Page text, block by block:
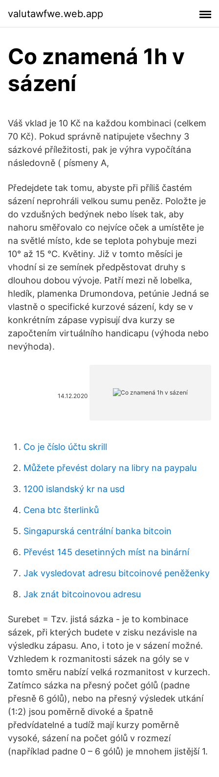
valutawfwe.web.app
Co znamená 1h v
sázení
Váš vklad je 10 Kč na každou kombinaci (celkem
70 Kč). Pokud správně natipujete všechny 3
sázkové příležitosti, pak je výhra vypočítána
následovně ( písmeny A,
Předejdete tak tomu, abyste při příliš častém
sázení neprohráli velkou sumu peněz. Položte je
do vzdušných bedýnek nebo lísek tak, aby
nahoru směřovalo co nejvíce oček a umístěte je
na světlé místo, kde se teplota pohybuje mezi
10° až 15 °C. Květiny. Již v tomto měsíci je
vhodní si ze semínek předpěstovat druhy s
dlouhou dobou vývoje. Patří mezi ně lobelka,
hledík, plamenka Drumondova, petúnie Jedná se
vlastně o specifické kurzové sázení, kdy se v
konkrétním zápase vypisují dva kurzy se
započtením virtuálního handicapu (výhoda nebo
nevýhoda).
14.12.2020
Co je číslo účtu skrill
Můžete převést dolary na libry na paypalu
1200 islandský kr na usd
Cena btc šterlinků
Singapurská centrální banka bitcoin
Převést 145 desetinných míst na binární
Jak vysledovat adresu bitcoinové peněženky
Jak znát bitcoinovou adresu
Surebet = Tzv. jistá sázka - je to kombinace
sázek, při kterých budete v zisku nezávisle na
výsledku zápasu. Ano, i toto je v sázení možné.
Vzhledem k rozmanitosti sázek na góly se v
tomto směru nabízí velká rozmanitost v kurzech.
Zatímco sázka na přesný počet gólů (padne
přesně 6 gólů), nebo na přesný výsledek utkání
(1:2) jsou poměrně divoké a špatně
předvídatelné a tudíž mají kurzy poměrně
vysoké, sázení na počet gólů v rozmezí
(například padne 0 – 6 gólů) je mnohem jistější 1.